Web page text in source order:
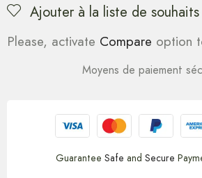
Ajouter à la liste de souhaits
Please, activate Compare option
Moyens de paiement
Guarantee Safe and Secure